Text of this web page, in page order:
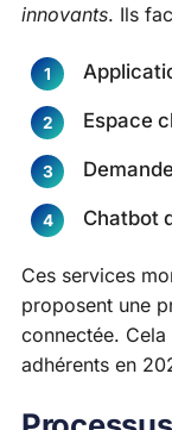
innovants. Ils
Espace
Chatbot
Ces services
proposent une
connectée.
adhérents en